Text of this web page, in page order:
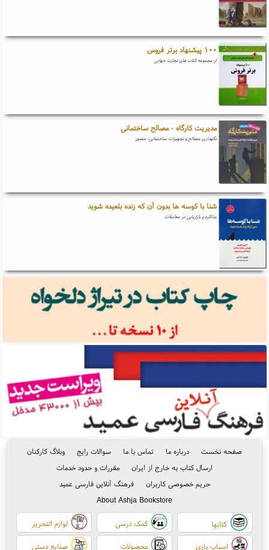
۱۰۰ پیشنهاد برتر فروش
از مجموعه کتاب های تجارت جهانی
مدیریت کارگاه - مصالح ساختمانی
نگهداری مصالح و تجهیزات ساختمانی- مصور
شنا با کوسه ها بدون آن که زنده بلعیده شوید
مذاکره و بازاریابی در معاملات
صفحه نخست درباره ما تماس با ما سوالات رایج
وبلاگ کارکنان
ارسال کتاب به خارج از ایران
مقررات و حدود خدمات
حریم خصوصی کاربران
فرهنگ آنلاین فارسی عمید
About Ashja Bookstore
کتابها کمک درسی لوازم التحریر
اسباب بازی محصولات صنایع دستی